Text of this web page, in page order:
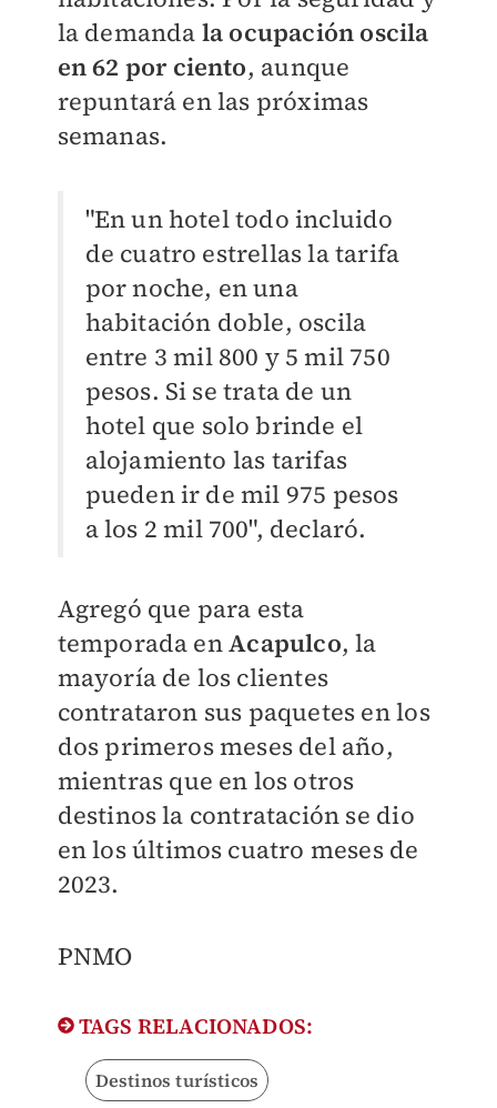
la demanda la ocupación oscila
en 62 por ciento, aunque
repuntará en las próximas
semanas.
"En un hotel todo incluido
de cuatro estrellas la tarifa
por noche, en una
habitación doble, oscila
entre 3 mil 800 y 5 mil 750
pesos. Si se trata de un
hotel que solo brinde el
alojamiento las tarifas
pueden ir de mil 975 pesos
a los 2 mil 700", declaró.
Agregó que para esta
temporada enAcapulco, la
mayoría de los clientes
contrataron sus paquetes en los
dos primeros meses del año,
mientras que en los otros
destinos la contratación se dio
en los últimos cuatro meses de
2023.
PNMO
TAGS RELACIONADOS:
Destinos turísticos